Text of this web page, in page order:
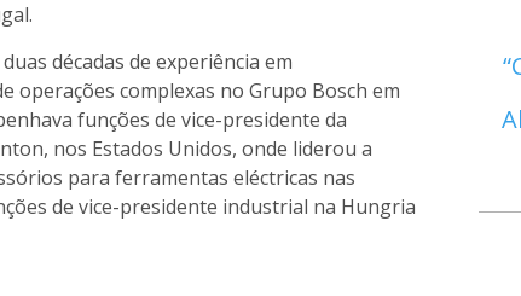
décadas de experiência em
operações complexas no Grupo Bosch em
funções de vice-presidente da
nos Estados Unidos, onde liderou a
para ferramentas eléctricas nas
de vice-presidente industrial na Hungria